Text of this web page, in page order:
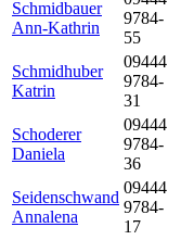
Schmidbauer
Ann-Kathrin
9784-
55
Schmidhuber
Katrin
09444
9784-
31
Schoderer
Daniela
09444
9784-
36
Seidenschwand
Annalena
09444
9784-
17